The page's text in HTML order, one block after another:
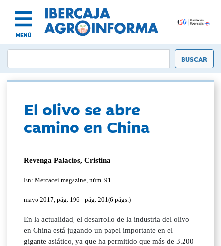
MENÚ
El olivo se abre
camino en China
Revenga Palacios, Cristina
En: Mercacei magazine, núm. 91
mayo 2017, pág. 196 - pág. 201(6 págs.)
En la actualidad, el desarrollo de la industria del olivo
en China está jugando un papel importante en el
gigante asiático, ya que ha permitido que más de 3.200